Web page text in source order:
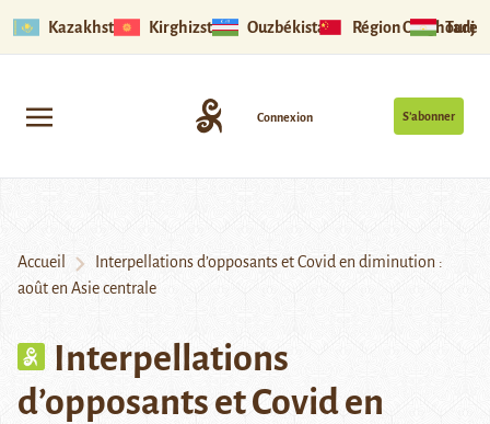
Kazakhstan Kirghizstan Ouzbékistan Région Ouïghoure
S’abonner
Connexion
Accueil
Interpellations d’opposants et Covid en diminution :
août en Asie centrale
Interpellations
d’opposants et Covid en